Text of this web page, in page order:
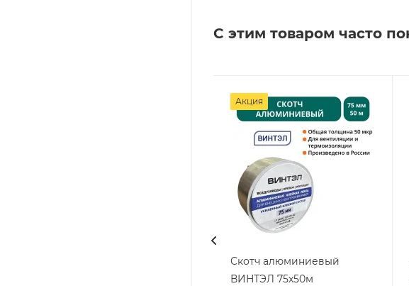
С этим товаром часто
Акция
Скотч алюминиевый
ВИНТЭЛ 75х50м